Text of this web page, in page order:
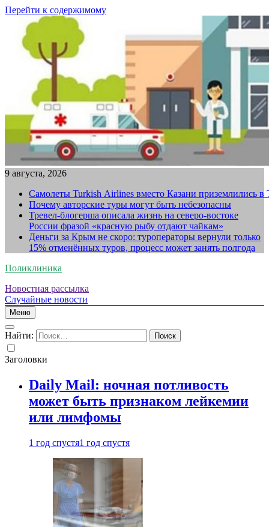
Перейти к содержимому
9 августа, 2026
Самолеты Turkish Airlines вместо Казани приземлились в
Почему авторские туры могут быть небезопасны
Тревел-блогерша описала жизнь на северо-востоке
России фразой «красную рыбу отдают чайкам»
Деньги за Крым не скоро: туроператоры вернули только
15% отменённых туров, процесс может занять полгода
Поликлиника
Новостная рассылка
Случайные новости
Меню
Найти:
Заголовки
Daily Mail: ночная потливость
может быть признаком лейкемии
или лимфомы
1 год спустя1 год спустя